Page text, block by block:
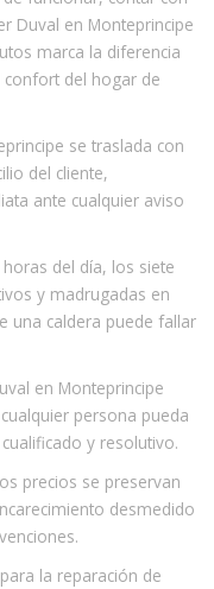
Duval en Monteprincipe
marca la diferencia
del hogar de
se traslada con
del cliente,
ante cualquier aviso
del día, los siete
y madrugadas en
una caldera puede fallar
en Monteprincipe
persona pueda
y resolutivo.
precios se preservan
desmedido
la reparación de